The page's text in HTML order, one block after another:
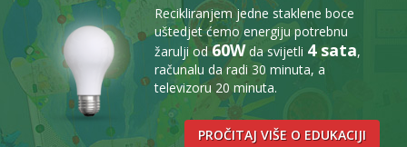
Recikliranjem jedne staklene boce
uštedjet ćemo energiju potrebnu
žarulji od60Wda svijetli 4 sata,
računalu da radi 30 minuta, a
televizoru 20 minuta.
PROČITAJ VIŠE O EDUKACIJI